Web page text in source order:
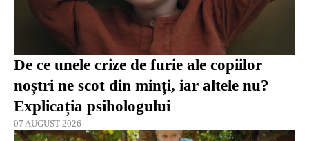
De ce unele crize de furie ale copiilor
noștri ne scot din minți, iar altele nu?
Explicația psihologului
07 AUGUST 2026